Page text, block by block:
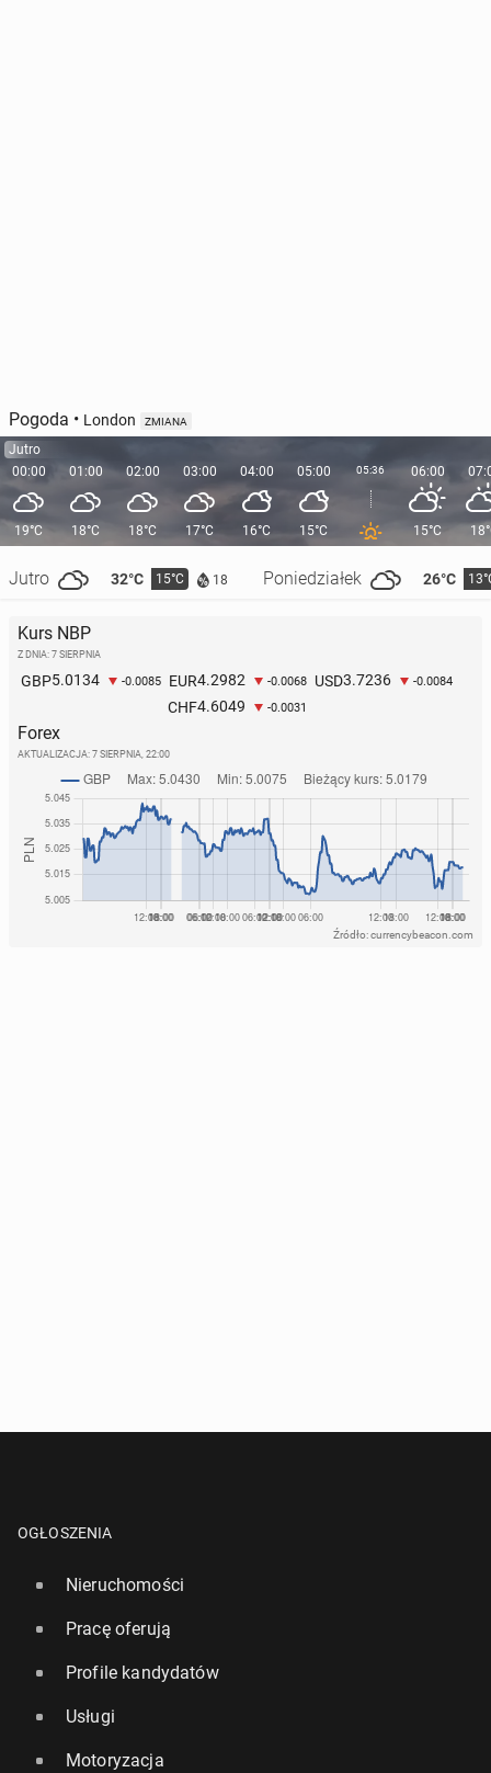
Pogoda • London ZMIANA
Jutro
00:00
19°C
Jutro 32°C 15°C 18 Poniedziałek 26°C
01:00
18°C
02:00
18°C
03:00
17°C
04:00
16°C
05:00
15°C
05:36 06:00
15°C
Kurs NBP
Z DNIA: 7 SIERPNIA
GBP5.0134 -0.0085 EUR4.2982 -0.0068 USD3.7236 -0.0084
CHF4.6049 -0.0031
Forex
AKTUALIZACJA: 7 SIERPNIA, 22:00
Źródło: currencybeacon.com
OGŁOSZENIA
Nieruchomości
Pracę oferują
Profile kandydatów
Usługi
Motoryzacja